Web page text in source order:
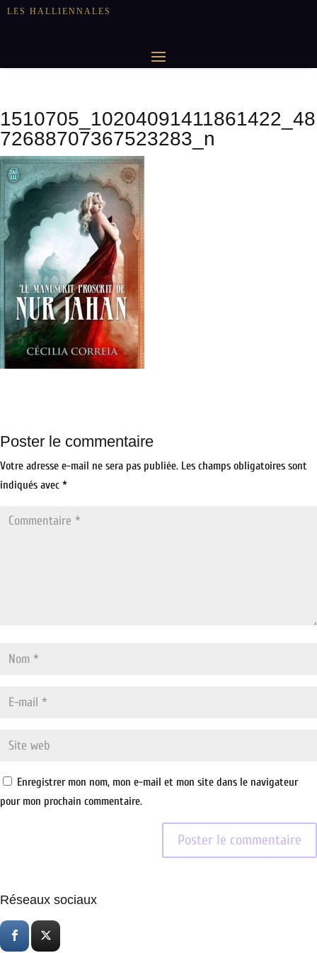
LES HALLIENNALES
1510705_10204091411861422_48
72688707367523283_n
Poster le commentaire
Votre adresse e-mail ne sera pas publiée. Les champs obligatoires sont
indiqués avec *
Enregistrer mon nom, mon e-mail et mon site dans le navigateur
pour mon prochain commentaire.
Réseaux sociaux